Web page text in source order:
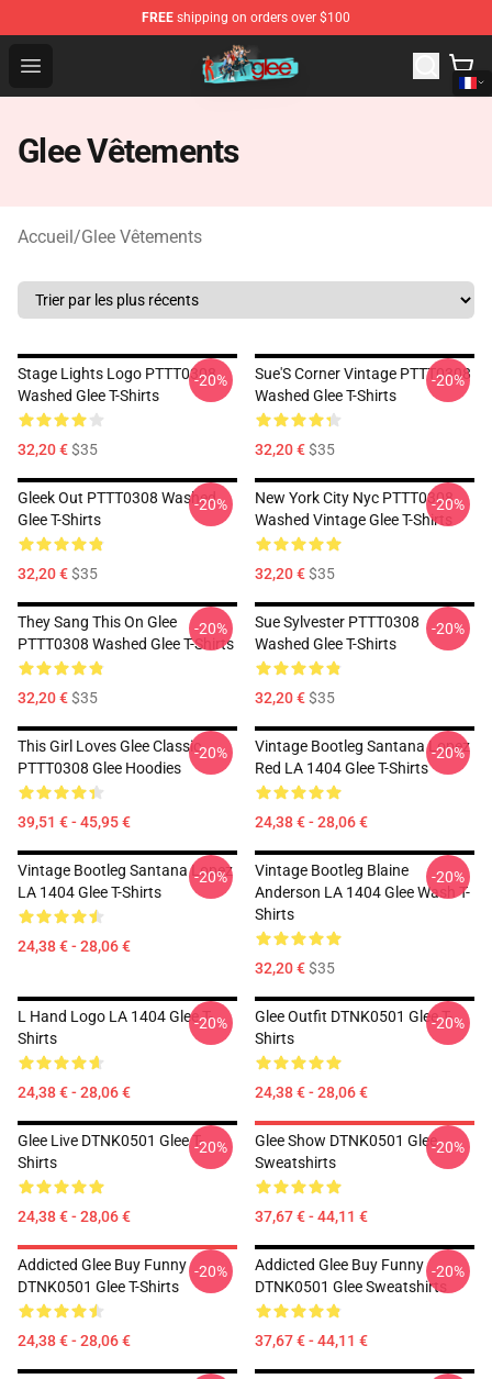
FREE shipping on orders over $100
Open menu
Glee Store - Official Glee Merchandise Shop
Glee Vêtements
Accueil/Glee Vêtements
Stage Lights Logo PTTT0308
Washed Glee T-Shirts
32,20 €$35
-20%
Sue'S Corner Vintage PTTT0308
Washed Glee T-Shirts
32,20 €$35
-20%
Gleek Out PTTT0308 Washed
Glee T-Shirts
32,20 €$35
-20%
New York City Nyc PTTT0308
Washed Vintage Glee T-Shirts
32,20 €$35
-20%
They Sang This On Glee
PTTT0308 Washed Glee T-Shirts
32,20 €$35
-20%
Sue Sylvester PTTT0308
Washed Glee T-Shirts
32,20 €$35
-20%
This Girl Loves Glee Classic
PTTT0308 Glee Hoodies
39,51 € - 45,95 €
-20%
Vintage Bootleg Santana Lopez
Red LA 1404 Glee T-Shirts
24,38 € - 28,06 €
-20%
Vintage Bootleg Santana Lopez
LA 1404 Glee T-Shirts
24,38 € - 28,06 €
-20%
Vintage Bootleg Blaine
Anderson LA 1404 Glee Wash T-
Shirts
32,20 €$35
-20%
L Hand Logo LA 1404 Glee T-
Shirts
24,38 € - 28,06 €
-20%
Glee Outfit DTNK0501 Glee T-
Shirts
24,38 € - 28,06 €
-20%
Glee Live DTNK0501 Glee T-
Shirts
24,38 € - 28,06 €
-20%
Glee Show DTNK0501 Glee
Sweatshirts
37,67 € - 44,11 €
-20%
Addicted Glee Buy Funny
DTNK0501 Glee T-Shirts
24,38 € - 28,06 €
-20%
Addicted Glee Buy Funny
DTNK0501 Glee Sweatshirts
37,67 € - 44,11 €
-20%